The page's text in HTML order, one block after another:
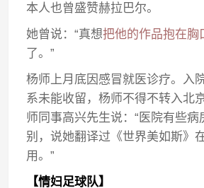
本人也曾盛赞赫拉巴尔。
她曾说：“真想把他的作品抱在胸
了。”
杨师上月底因感冒就医诊疗。入
系未能收留，杨师不得不转入北
师同事高兴先生说：“医院有些病
别，说她翻译过《世界美如斯》
用。”
【情妇足球队】